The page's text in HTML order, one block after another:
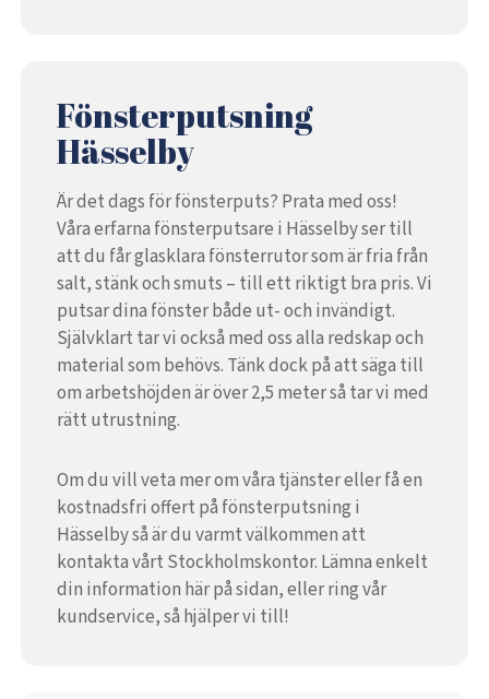
Fönsterputsning
Hässelby
Är det dags för fönsterputs? Prata med oss!
Våra erfarna fönsterputsare i Hässelby ser till
att du får glasklara fönsterrutor som är fria från
salt, stänk och smuts – till ett riktigt bra pris. Vi
putsar dina fönster både ut- och invändigt.
Självklart tar vi också med oss alla redskap och
material som behövs. Tänk dock på att säga till
om arbetshöjden är över 2,5 meter så tar vi med
rätt utrustning.
Om du vill veta mer om våra tjänster eller få en
kostnadsfri offert på fönsterputsning i
Hässelby så är du varmt välkommen att
kontakta vårt Stockholmskontor. Lämna enkelt
din information här på sidan, eller ring vår
kundservice, så hjälper vi till!